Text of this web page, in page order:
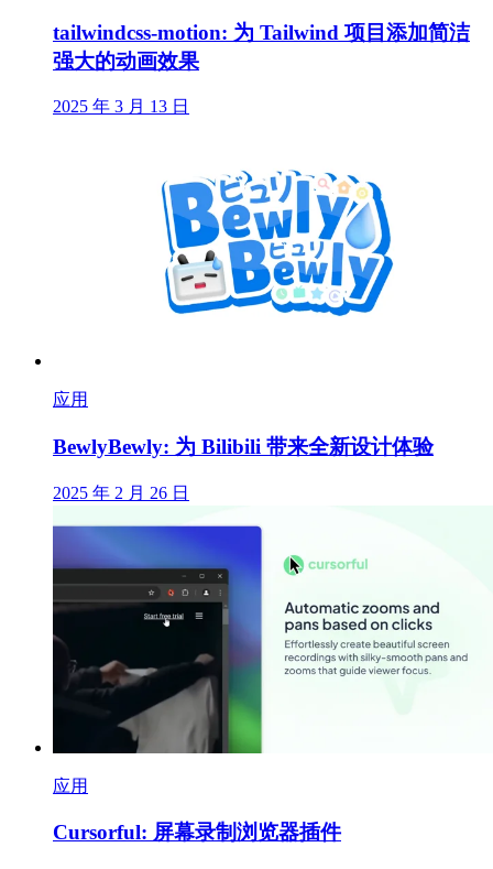
tailwindcss-motion: 为 Tailwind 项目添加简洁
强大的动画效果
2025 年 3 月 13 日
应用
BewlyBewly: 为 Bilibili 带来全新设计体验
2025 年 2 月 26 日
应用
Cursorful: 屏幕录制浏览器插件